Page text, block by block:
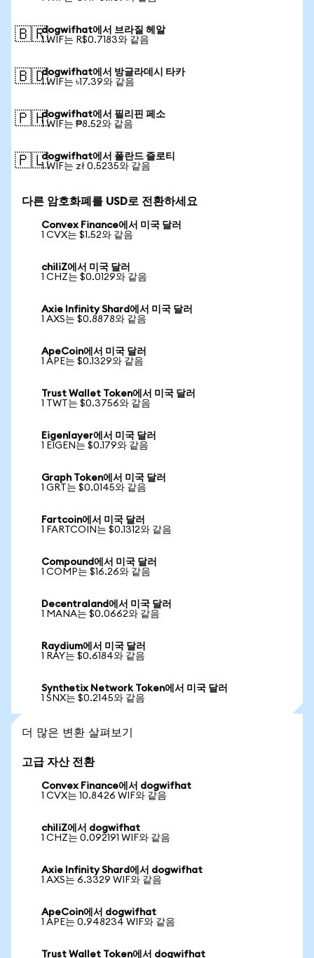
🇧🇷dogwifhat에서 브라질 헤알
1 WIF는 R$0.7183와 같음
🇧🇩dogwifhat에서 방글라데시 타카
1 WIF는 ৳17.39와 같음
🇵🇭dogwifhat에서 필리핀 페소
1 WIF는 ₱8.52와 같음
🇵🇱dogwifhat에서 폴란드 즐로티
1 WIF는 zł 0.5235와 같음
다른 암호화폐를 USD로 전환하세요
Convex Finance에서 미국 달러
1 CVX는 $1.52와 같음
chiliZ에서 미국 달러
1 CHZ는 $0.0129와 같음
Axie Infinity Shard에서 미국 달러
1 AXS는 $0.8878와 같음
ApeCoin에서 미국 달러
1 APE는 $0.1329와 같음
Trust Wallet Token에서 미국 달러
1 TWT는 $0.3756와 같음
Eigenlayer에서 미국 달러
1 EIGEN는 $0.179와 같음
Graph Token에서 미국 달러
1 GRT는 $0.0145와 같음
Fartcoin에서 미국 달러
1 FARTCOIN는 $0.1312와 같음
Compound에서 미국 달러
1 COMP는 $16.26와 같음
Decentraland에서 미국 달러
1 MANA는 $0.0662와 같음
Raydium에서 미국 달러
1 RAY는 $0.6184와 같음
Synthetix Network Token에서 미국 달러
1 SNX는 $0.2145와 같음
더 많은 변환 살펴보기
고급 자산 전환
Convex Finance에서 dogwifhat
1 CVX는 10.8426 WIF와 같음
chiliZ에서 dogwifhat
1 CHZ는 0.092191 WIF와 같음
Axie Infinity Shard에서 dogwifhat
1 AXS는 6.3329 WIF와 같음
ApeCoin에서 dogwifhat
1 APE는 0.948234 WIF와 같음
Trust Wallet Token에서 dogwifhat